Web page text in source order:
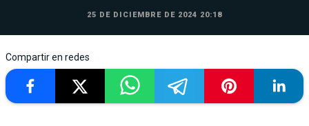
25 DE DICIEMBRE DE 2024 20:18
Compartir en redes